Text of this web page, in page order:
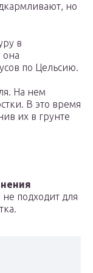
но
в
она
по Цельсию.
На нем
В это время
их в грунте
подходит для